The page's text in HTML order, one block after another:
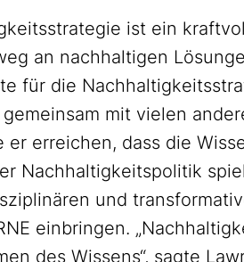
ist ein
an nachhaltigen
für die
mit vielen
er erreichen, dass die
Nachhaltigkeitspolitik
und
einbringen.
des Wissens“, sagte